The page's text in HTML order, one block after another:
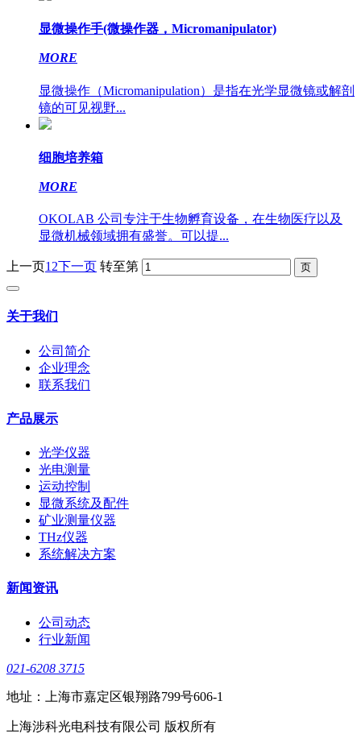
显微操作手(微操作器，Micromanipulator)
MORE
显微操作（Micromanipulation）是指在光学显微镜或解剖
镜的可见视野...
细胞培养箱
MORE
OKOLAB 公司专注于生物孵育设备，在生物医疗以及
显微机械领域拥有盛誉。可以提...
上一页1 2下一页 转至第
关于我们
公司简介
企业理念
联系我们
产品展示
光学仪器
光电测量
运动控制
显微系统及配件
矿业测量仪器
THz仪器
系统解决方案
新闻资讯
公司动态
行业新闻
021-6208 3715
地址：上海市嘉定区银翔路799号606-1
上海涉科光电科技有限公司 版权所有